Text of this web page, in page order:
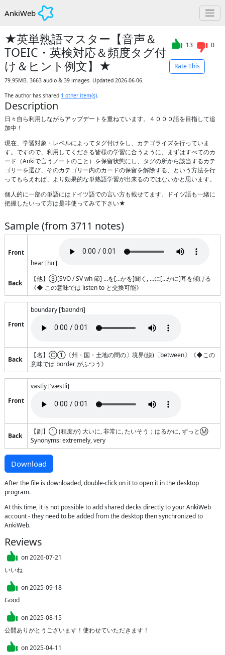
AnkiWeb
13 0
Rate This
★英単熟語マスター【音声＆
TOEIC・英検対応＆頻度タグ付
け＆ヒント例文】★
79.95MB. 3663 audio & 39 images. Updated 2026-06-06.
The author has shared 1 other item(s)
Description
日々自ら利用しながらアップデートを重ねています。４０００語を目指して追
加中！
現在、学習対象・レベルによってタグ付けをし、カテゴライズを行っていま
す。ですので、利用してくださる皆様の学習に合うように、まずはすべてのカ
ード（Ankiで言うノートのこと）を保留状態にし、タグの所から該当するカテ
ゴリーを選び、そのカテゴリー内のカードの保留を解除する、という方法を行
ってもらえれば、より効果的な単熟語学習が出来るのではないかと思います。
個人的に一部の単語にはドイツ語での言い方も載せてます。ドイツ語も一緒に
把握したいって方は是非使ってみて下さい★
Sample (from 3711 notes)
Front
hear [hɪr]
Back
【他】③[SVO / SV wh 節] …を[…かを]聞く, …に[…かに]耳を傾ける
《◆ この意味では listen to と交換可能》
Front
boundary [ˈbaʊndri]
Back
【名】Ⓒ①〔州・国・土地の間の〕境界(線)〔between〕《◆この
意味では border がふつう》
Front
vastly [ˈvæstli]
Back
【副】① (程度が) 大いに, 非常に, たいそう；はるかに, ずっとⓂ
Synonyms: extremely, very
Download
After the file is downloaded, double-click on it to open it in the desktop
program.
At this time, it is not possible to add shared decks directly to your AnkiWeb
account - they need to be added from the desktop then synchronized to
AnkiWeb.
Reviews
on2026-07-21
いいね
on2025-09-18
Good
on2025-08-15
公開ありがとうございます！使わせていただきます！
on2025-04-11